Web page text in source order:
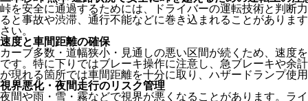
峠を安全に通過するためには、ドライバーの運転技術と判断
ると事故や渋滞、通行不能などに巻き込まれることがありま
さい。
速度と車間距離の確保
カーブ多数・道幅狭小・見通しの悪い区間が続くため、速度
です。特に下りではブレーキ操作に注意し、急ブレーキや余
が現れる箇所では車間距離を十分に取り、ハザードランプ使
視界悪化・夜間走行のリスク管理
夜間や雨・雪・霧などで視界が悪くなることがあります。ラ